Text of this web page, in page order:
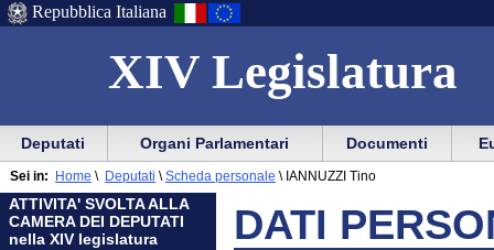
XIV Legislatura
Menu
di
ausilio
alla
navigazione
Vai
Menu
di
navigazione
principale
Repubblica Italiana
Menu
di
navigazione
principale
Vai
menu
di
sezione
Deputati Organi Parlamentari Documenti
ATTIVITA' SVOLTA ALLA
CAMERA DEI DEPUTATI
nella XIV legislatura
Sei in: Home \ Deputati \ Scheda personale \ IANNUZZI Tino
DATI